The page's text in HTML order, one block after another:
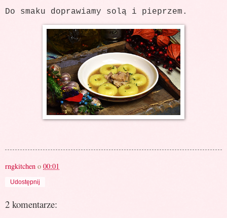
Do smaku doprawiamy solą i pieprzem.
rngkitchen o 00:01
Udostępnij
2 komentarze: